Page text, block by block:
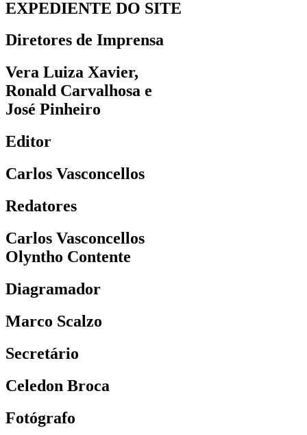
EXPEDIENTE DO SITE
Diretores de Imprensa
Vera Luiza Xavier,
Ronald Carvalhosa e
José Pinheiro
Editor
Carlos Vasconcellos
Redatores
Carlos Vasconcellos
Olyntho Contente
Diagramador
Marco Scalzo
Secretário
Celedon Broca
Fotógrafo